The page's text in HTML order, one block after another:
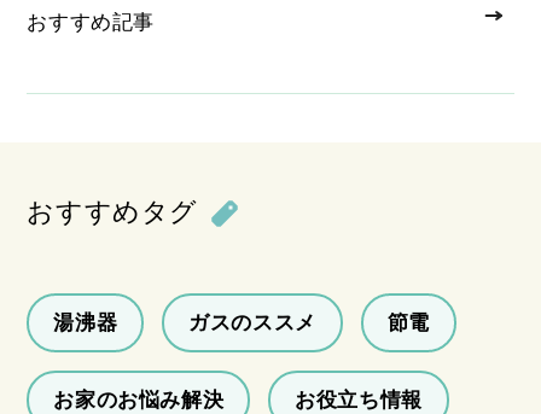
おすすめ記事
おすすめタグ
湯沸器 ガスのススメ 節電
お家のお悩み解決 お役立ち情報